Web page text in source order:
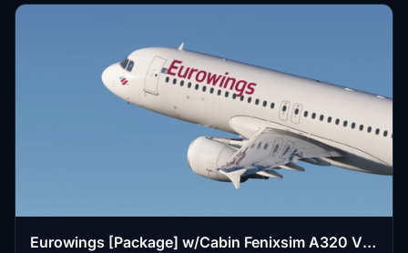
Eurowings [Package] w/Cabin Fenixsim A320 V2